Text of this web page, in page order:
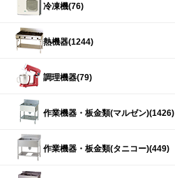
冷凍機(76)
熱機器(1244)
調理機器(79)
作業機器・板金類(マルゼン)(1426)
作業機器・板金類(タニコー)(449)